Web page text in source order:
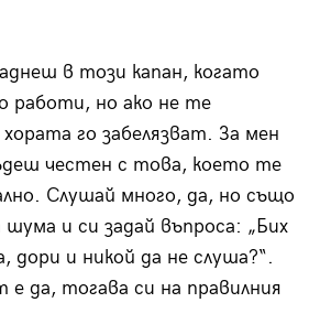
в този капан, когато
работи, но ако не те
го забелязват. За мен
честен с това, което те
Слушай много, да, но също
и си задай въпроса: „Бих
дори и никой да не слуша?“.
да, тогава си на правилния